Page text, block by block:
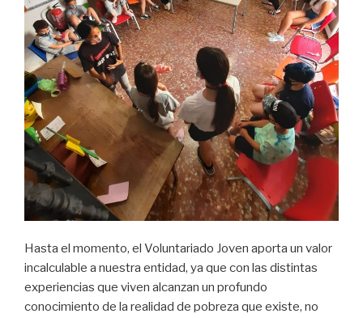
Hasta el momento, el Voluntariado Joven aporta un valor
incalculable a nuestra entidad, ya que con las distintas
experiencias que viven alcanzan un profundo
conocimiento de la realidad de pobreza que existe, no